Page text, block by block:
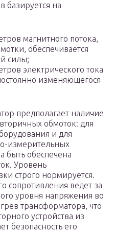
базируется на
магнитного потока,
обеспечивается
силы;
электрического тока
изменяющегося
предполагает наличие
обмоток: для
и для
измерительных
быть обеспечена
Уровень
строго нормируется.
сопротивления ведет за
уровня напряжения во
трансформатора, что
устройства из
безопасность его